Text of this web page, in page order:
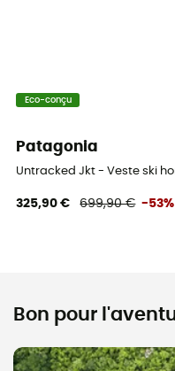
Eco-conçu
Patagonia
Untracked Jkt - Veste ski
325,90 € 699,90 € -53%
Bon pour